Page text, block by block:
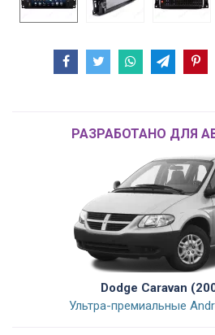
РАЗРАБОТАНО ДЛЯ
Dodge Caravan
Ультра-премиальные